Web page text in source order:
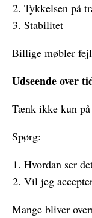
Tykkelsen på
Stabilitet
Billige møbler
Udseende over
Tænk ikke kun
Spørg:
Hvordan ser
Vil jeg
Mange bliver